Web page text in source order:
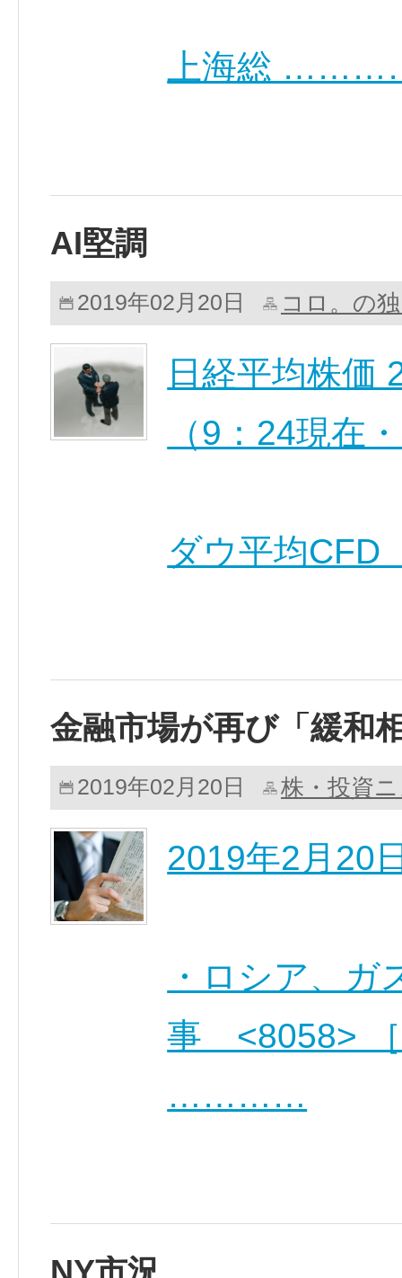
上海総
AI堅調
2019年02月20日 コロ。の
日経平均株価
（9：24現在
ダウ平均
金融市場が再び「緩和
2019年02月20日 株・投資
2019年2月20
・ロシア、ガ
事 <8058> ［
…………